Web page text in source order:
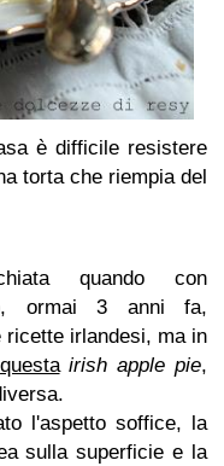
è difficile resistere
torta che riempia del
quando con
ormai 3 anni fa,
ricette irlandesi, ma in
questa irish apple pie,
l'aspetto soffice, la
sulla superficie e la